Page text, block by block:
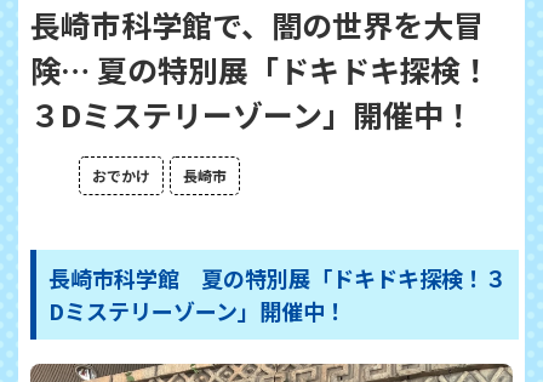
長崎市科学館で、闇の世界を大冒
険… 夏の特別展「ドキドキ探検！
３Dミステリーゾーン」開催中！
おでかけ 長崎市
長崎市科学館 夏の特別展「ドキドキ探検！３
Dミステリーゾーン」開催中！